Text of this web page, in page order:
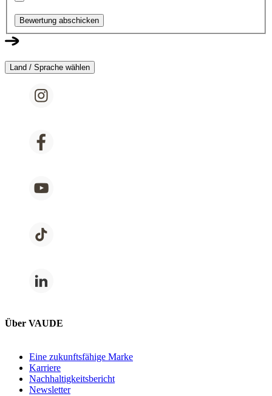
Bewertung abschicken
Land / Sprache wählen
Über VAUDE
Eine zukunftsfähige Marke
Karriere
Nachhaltigkeitsbericht
Newsletter